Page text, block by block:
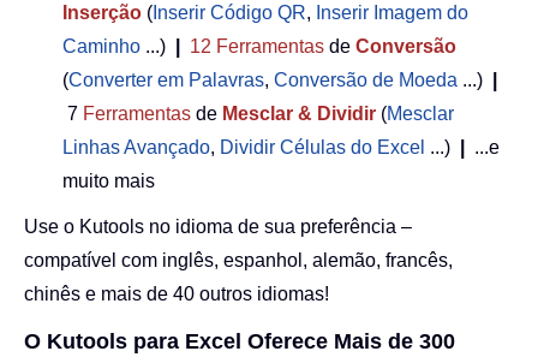
Inserção ( Inserir Código QR, Inserir Imagem do
Caminho ...) 12 Ferramentas de Conversão
(Converter em Palavras, Conversão de Moeda ...)
7 Ferramentas de Mesclar & Dividir (Mesclar
Linhas Avançado, Dividir Células do Excel ...)
...e
muito mais
Use o Kutools no idioma de sua preferência –
compatível com inglês, espanhol, alemão, francês,
chinês e mais de 40 outros idiomas!
O Kutools para Excel Oferece Mais de 300